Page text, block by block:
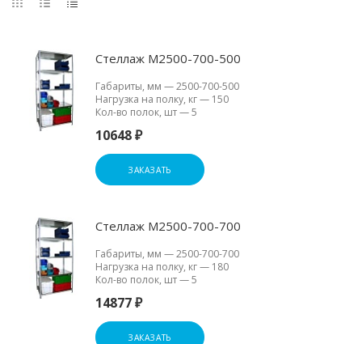
Стеллаж М2500-700-500
Габариты, мм —2500-700-500
Нагрузка на полку, кг— 150
Кол-во полок, шт—5
10648 ₽
ЗАКАЗАТЬ
Стеллаж М2500-700-700
Габариты, мм —2500-700-700
Нагрузка на полку, кг— 180
Кол-во полок, шт—5
14877 ₽
ЗАКАЗАТЬ